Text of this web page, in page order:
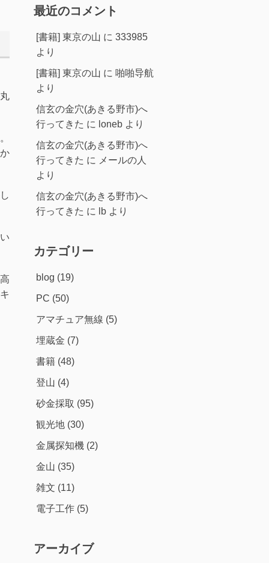
最近のコメント
[書籍] 東京の山 に 333985
より
[書籍] 東京の山 に 啪啪导航
より
信玄の金穴(あきる野市)へ
行ってきた に loneb より
信玄の金穴(あきる野市)へ
行ってきた に メールの人
より
信玄の金穴(あきる野市)へ
行ってきた に lb より
カテゴリー
blog (19)
PC (50)
アマチュア無線 (5)
埋蔵金 (7)
書籍 (48)
登山 (4)
砂金採取 (95)
観光地 (30)
金属探知機 (2)
金山 (35)
雑文 (11)
電子工作 (5)
アーカイブ